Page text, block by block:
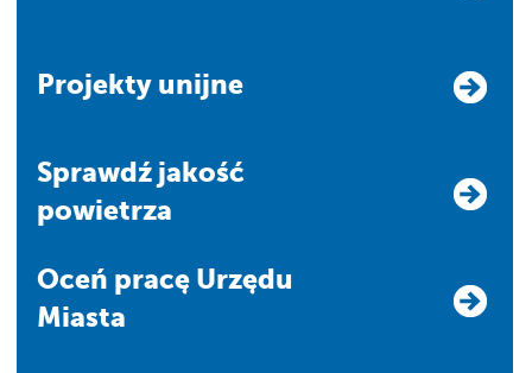
Projekty unijne
Sprawdź jakość
powietrza
Oceń pracę Urzędu
Miasta